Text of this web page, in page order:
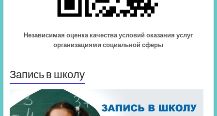
Независимая оценка качества условий оказания услуг
организациями социальной сферы
Запись в школу